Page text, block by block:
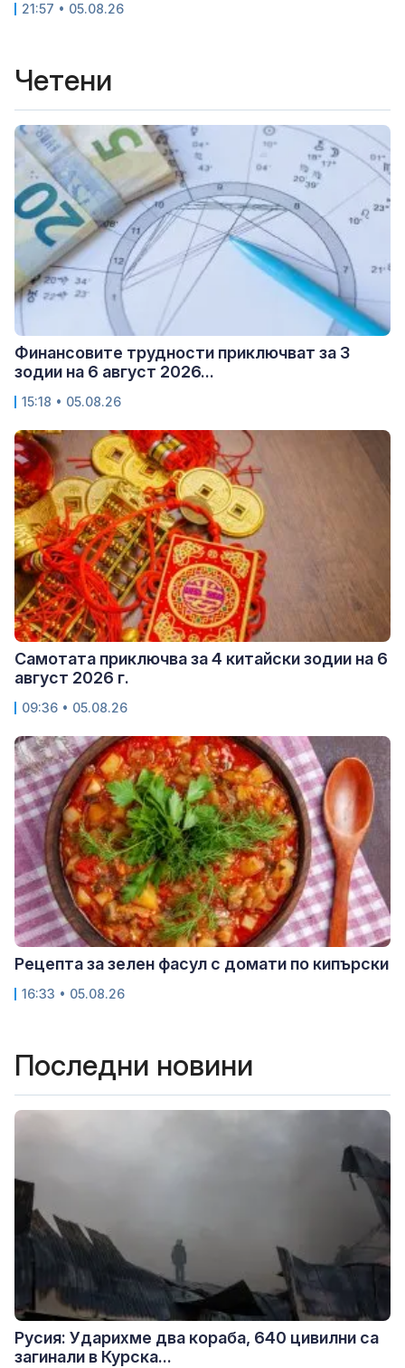
21:57 • 05.08.26
Четени
Финансовите трудности приключват за 3
зодии на 6 август 2026...
15:18 • 05.08.26
Самотата приключва за 4 китайски зодии на 6
август 2026 г.
09:36 • 05.08.26
Рецепта за зелен фасул с домати по кипърски
16:33 • 05.08.26
Последни новини
Русия: Ударихме два кораба, 640 цивилни са
загинали в Курска...